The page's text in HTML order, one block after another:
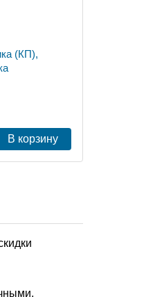
(КП),
В корзину